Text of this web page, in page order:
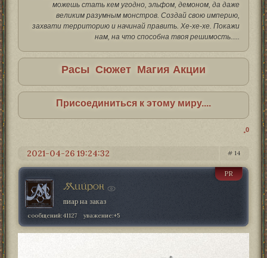
можешь стать кем угодно, эльфом, демоном, да даже
великим разумным монстров. Создай свою империю,
захвати территорию и начинай править. Хе-хе-хе. Покажи
нам, на что способна твоя решимость.....
Расы Сюжет Магия Акции
Присоединиться к этому миру....
0
14
2021-04-26 19:24:32
Мийрон
PR
пиар на заказ
сообщений:41127 уважение:+5